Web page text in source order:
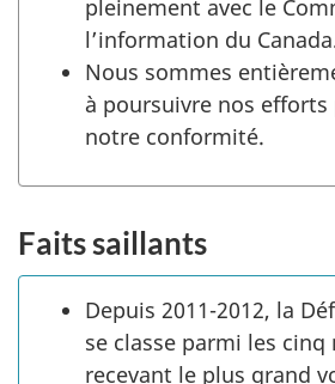
pleinement avec le
l’information du
Nous sommes
à poursuivre nos
notre conformité.
Faits saillants
Depuis 2011-2012, la
se classe parmi les
recevant le plus grand